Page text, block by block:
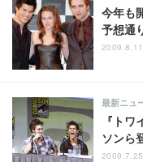
今年も
予想通
『ト
ソンら
最新ニュ